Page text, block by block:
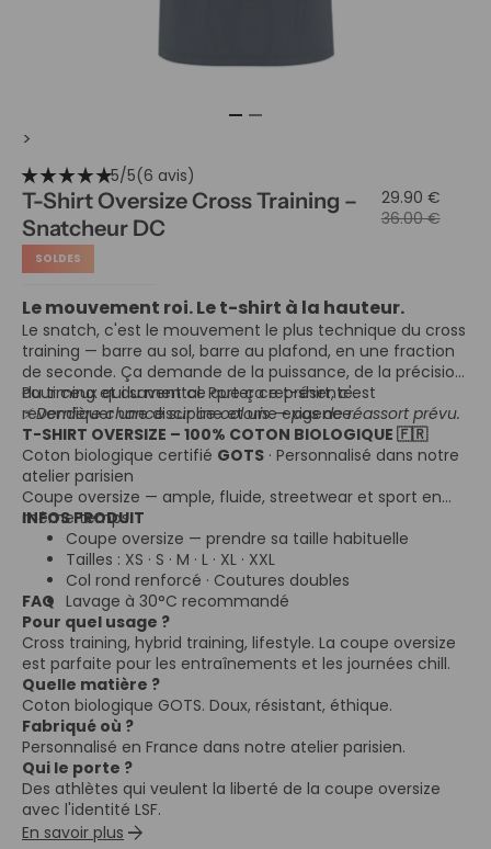
>
star_ratestar_ratestar_ratestar_ratestar_rate5/5(6 avis)
T-Shirt Oversize Cross Training –
Snatcheur DC
29.90 €
36.00 €
SOLDES
Le mouvement roi. Le t-shirt à la hauteur.
Le snatch, c'est le mouvement le plus technique du cross
training — barre au sol, barre au plafond, en une fraction
de seconde. Ça demande de la puissance, de la précision,
du timing et du mental. Porter ce t-shirt, c'est
revendiquer une discipline et une exigence.
Pour ceux qui savent ce que ça représente.
⚡ Dernière chance sur ce coloris — pas de réassort prévu.
T-SHIRT OVERSIZE – 100% COTON BIOLOGIQUE 🇫🇷
Coton biologique certifié GOTS · Personnalisé dans notre
atelier parisien
Coupe oversize — ample, fluide, streetwear et sport en
même temps.
INFOS PRODUIT
Coupe oversize — prendre sa taille habituelle
Tailles : XS · S · M · L · XL · XXL
Col rond renforcé · Coutures doubles
Lavage à 30°C recommandé
FAQ
Pour quel usage ?
Cross training, hybrid training, lifestyle. La coupe oversize
est parfaite pour les entraînements et les journées chill.
Quelle matière ?
Coton biologique GOTS. Doux, résistant, éthique.
Fabriqué où ?
Personnalisé en France dans notre atelier parisien.
Qui le porte ?
Des athlètes qui veulent la liberté de la coupe oversize
avec l'identité LSF.
En savoir plus arrow_forward